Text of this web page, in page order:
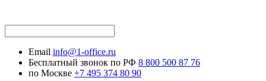
Email info@1-office.ru
Бесплатный звонок по РФ 8 800 500 87 76
по Москве +7 495 374 80 90